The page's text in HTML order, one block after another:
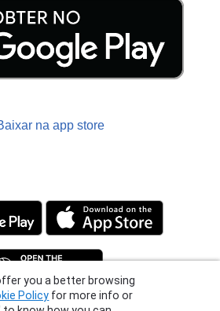
you a better browsing
Policy for more info or